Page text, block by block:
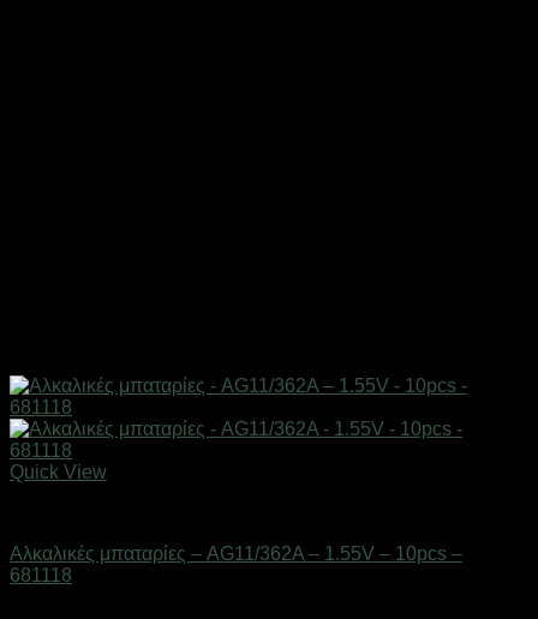
Quick View
Αλκαλικές μπαταρίες – AG11/362A – 1.55V – 10pcs –
681118